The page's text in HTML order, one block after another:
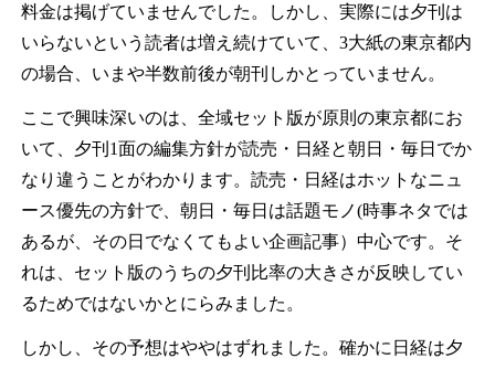
料金は掲げていませんでした。しかし、実際には夕刊は
いらないという読者は増え続けていて、3大紙の東京都内
の場合、いまや半数前後が朝刊しかとっていません。
ここで興味深いのは、全域セット版が原則の東京都にお
いて、夕刊1面の編集方針が読売・日経と朝日・毎日でか
なり違うことがわかります。読売・日経はホットなニュ
ース優先の方針で、朝日・毎日は話題モノ(時事ネタでは
あるが、その日でなくてもよい企画記事）中心です。そ
れは、セット版のうちの夕刊比率の大きさが反映してい
るためではないかとにらみました。
しかし、その予想はややはずれました。確かに日経は夕